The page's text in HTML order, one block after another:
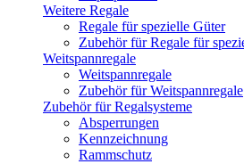
Weitere Regale
Regale für spezielle Güter
Zubehör für Regale für
Weitspannregale
Weitspannregale
Zubehör für Weitspannregale
Zubehör für Regalsysteme
Absperrungen
Kennzeichnung
Rammschutz